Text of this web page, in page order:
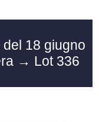
del 18 giugno
→ Lot 336